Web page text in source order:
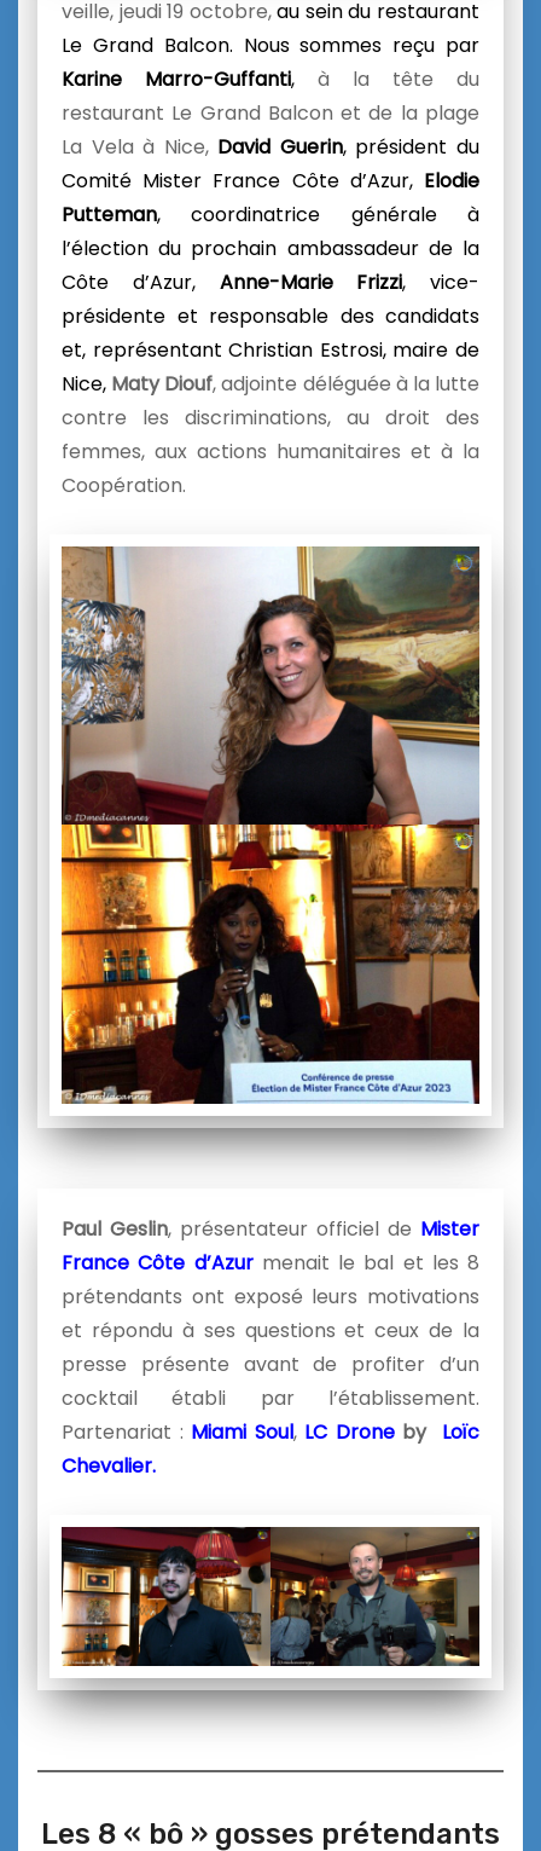
veille, jeudi 19 octobre,au sein du restaurant
Le Grand Balcon. Nous sommes reçu par
Karine Marro-Guffanti, à la tête du
restaurant Le Grand Balcon et de la plage
La Vela à Nice, David Guerin, président du
Comité Mister France Côte d’Azur, Elodie
Putteman, coordinatrice générale à
l’élection du prochain ambassadeur de la
Côte d’Azur,Anne-Marie Frizzi, vice-
présidente et responsable des candidats
et, représentant Christian Estrosi, maire de
Nice, Maty Diouf, adjointe déléguée à la lutte
contre les discriminations, au droit des
femmes, aux actions humanitaires et à la
Coopération.
Paul Geslin, présentateur officiel de Mister
France Côte d’Azurmenait le bal et les 8
prétendants ont exposé leurs motivations
et répondu à ses questions et ceux de la
presse présente avant de profiter d’un
cocktail établi par l’établissement.
Partenariat : Miami Soul, LC Drone by Loïc
Chevalier.
Les 8 « bô » gosses prétendants